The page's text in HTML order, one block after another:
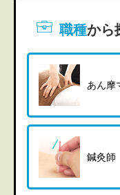
職種から
あん摩
鍼灸師